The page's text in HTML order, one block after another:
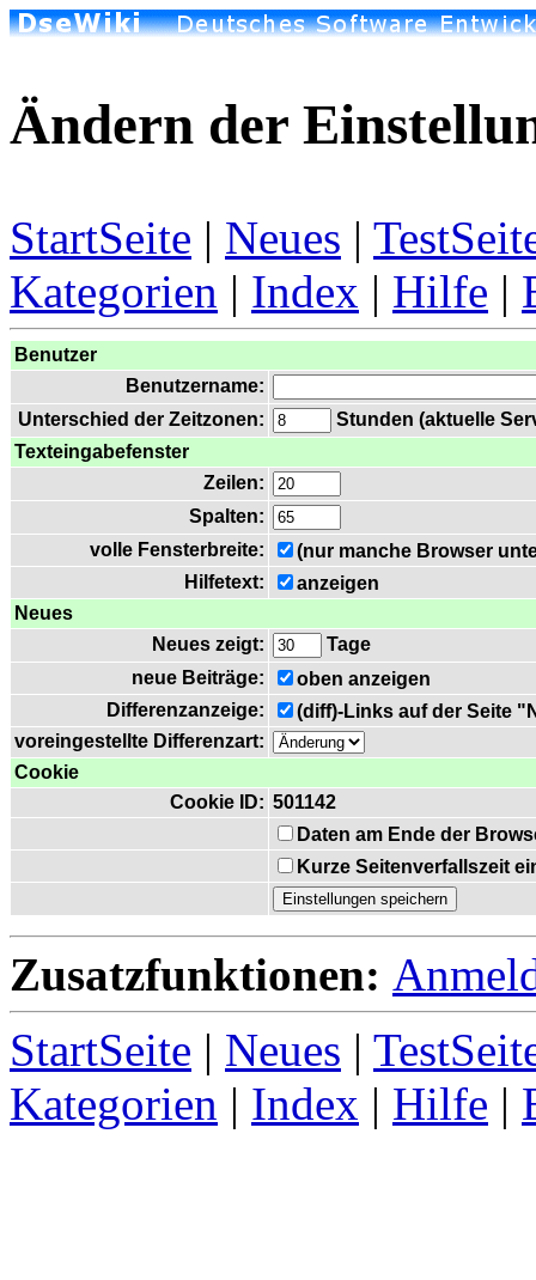
Ändern der
StartSeite | Neues |
Kategorien | Index | Hilfe |
Benutzer
Benutzername:
Unterschied der Zeitzonen:
Stunden (aktuelle
Texteingabefenster
Zeilen:
Spalten:
volle Fensterbreite:
(nur manche Browser
Hilfetext:
anzeigen
Neues
Neues zeigt:
Tage
neue Beiträge:
oben anzeigen
Differenzanzeige:
(diff)-Links auf der Seite
voreingestellte Differenzart:
Cookie
Cookie ID: 501142
Daten am Ende der
Kurze Seitenverfallszeit
Zusatzfunktionen:
StartSeite | Neues |
Kategorien | Index | Hilfe |